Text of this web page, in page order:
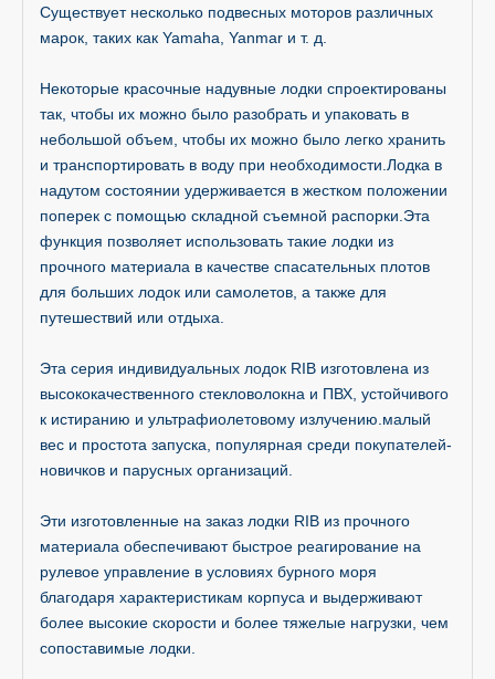
Существует несколько подвесных моторов различных
марок, таких как Yamaha, Yanmar и т. д.
Некоторые красочные надувные лодки спроектированы
так, чтобы их можно было разобрать и упаковать в
небольшой объем, чтобы их можно было легко хранить
и транспортировать в воду при необходимости.Лодка в
надутом состоянии удерживается в жестком положении
поперек с помощью складной съемной распорки.Эта
функция позволяет использовать такие лодки из
прочного материала в качестве спасательных плотов
для больших лодок или самолетов, а также для
путешествий или отдыха.
Эта серия индивидуальных лодок RIB изготовлена ​​из
высококачественного стекловолокна и ПВХ, устойчивого
к истиранию и ультрафиолетовому излучению.малый
вес и простота запуска, популярная среди покупателей-
новичков и парусных организаций.
Эти изготовленные на заказ лодки RIB из прочного
материала обеспечивают быстрое реагирование на
рулевое управление в условиях бурного моря
благодаря характеристикам корпуса и выдерживают
более высокие скорости и более тяжелые нагрузки, чем
сопоставимые лодки.